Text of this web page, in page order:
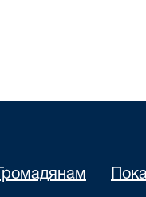
Громадянам